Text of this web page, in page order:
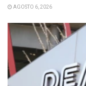
AGOSTO 6, 2026